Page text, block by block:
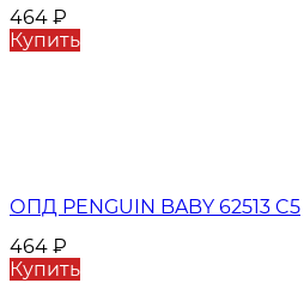
464 ₽
Купить
ОПД PENGUIN BABY 62513 C5
464 ₽
Купить